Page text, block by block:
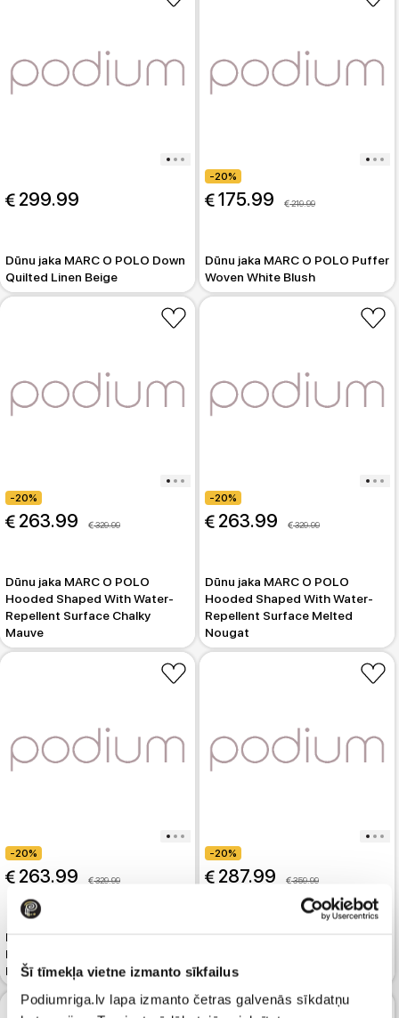
Šī tīmekļa vietne izmanto sīkfailus
Podiumriga.lv lapa izmanto četras galvenās sīkdatņu
299.99
Dūnu jaka MARC O POLO Down
Quilted Linen Beige
-20%
175.99 219.99
Dūnu jaka MARC O POLO Puffer
Woven White Blush
-20%
263.99 329.99
Dūnu jaka MARC O POLO
Hooded Shaped With Water-
Repellent Surface Chalky
Mauve
-20%
263.99 329.99
Dūnu jaka MARC O POLO
Hooded Shaped With Water-
Repellent Surface Melted
Nougat
-20%
263.99 329.99
Dūnu jaka MARC O POLO
Hooded Shaped With Water-
Repellent Surface Slate Blue
-20%
287.99 359.99
Eternity